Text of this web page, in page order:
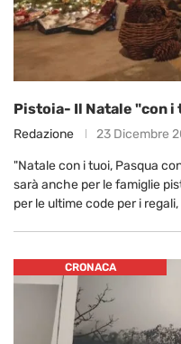
Pistoia- Il Natale "con
Redazione 23 Dicembre
"Natale con i tuoi, Pasqua
sarà anche per le famiglie
per le ultime code per i regali,
CRONACA